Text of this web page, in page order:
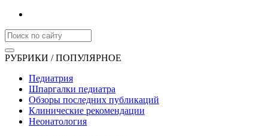
РУБРИКИ / ПОПУЛЯРНОЕ
Педиатрия
Шпаргалки педиатра
Обзоры последних публикаций
Клинические рекомендации
Неонатология